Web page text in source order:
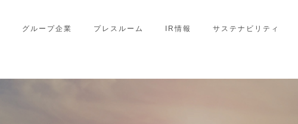
グループ企業 プレスルーム IR情報 サステナビリティ